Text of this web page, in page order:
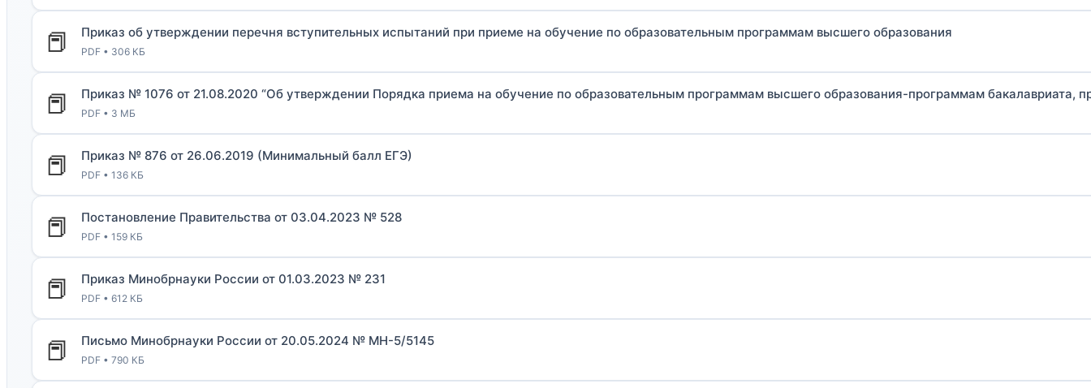
Методическое обеспечение
Рабочие программы практик
Абитуриенту
ИНФОРМАЦИЯ ДЛЯ АБИТУРИЕНТОВ
Перечень направлений и вступительных испытаний
Стоимость обучения
Расписание вступительных испытаний
📕 Приказ об утверждении перечня вступительных испытаний при приеме на обучение по образовательным программам высшего образования
PDF • 306 КБ
📕 Приказ № 1076 от 21.08.2020 “Об утверждении Порядка приема на обучение по образовательным программам высшего образования-программам бакалавриата,
PDF • 3 МБ
📕 Приказ № 876 от 26.06.2019 (Минимальный балл ЕГЭ)
PDF • 136 КБ
📕 Постановление Правительства от 03.04.2023 № 528
PDF • 159 КБ
📕 Приказ Минобрнауки России от 01.03.2023 № 231
PDF • 612 КБ
📕 Письмо Минобрнауки России от 20.05.2024 № МН-5/5145
PDF • 790 КБ